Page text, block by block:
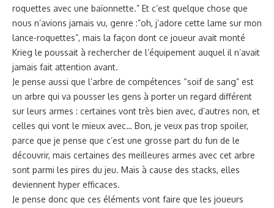
roquettes avec une baïonnette.” Et c’est quelque chose que
nous n’avions jamais vu, genre :”oh, j’adore cette lame sur mon
lance-roquettes”, mais la façon dont ce joueur avait monté
Krieg le poussait à rechercher de l’équipement auquel il n’avait
jamais fait attention avant.
Je pense aussi que l’arbre de compétences “soif de sang” est
un arbre qui va pousser les gens à porter un regard différent
sur leurs armes : certaines vont très bien avec, d’autres non, et
celles qui vont le mieux avec… Bon, je veux pas trop spoiler,
parce que je pense que c’est une grosse part du fun de le
découvrir, mais certaines des meilleures armes avec cet arbre
sont parmi les pires du jeu. Mais à cause des stacks, elles
deviennent hyper efficaces.
Je pense donc que ces éléments vont faire que les joueurs